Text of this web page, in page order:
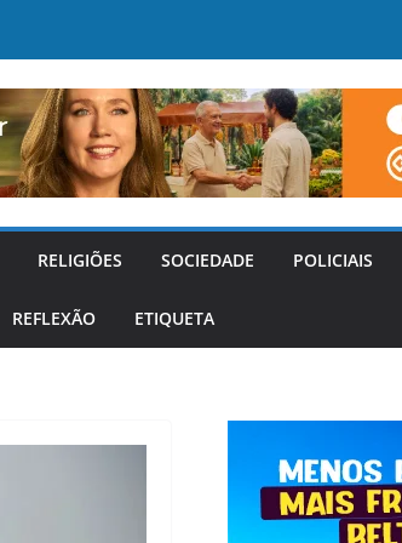
RELIGIÕES SOCIEDADE POLICIAIS
REFLEXÃO ETIQUETA